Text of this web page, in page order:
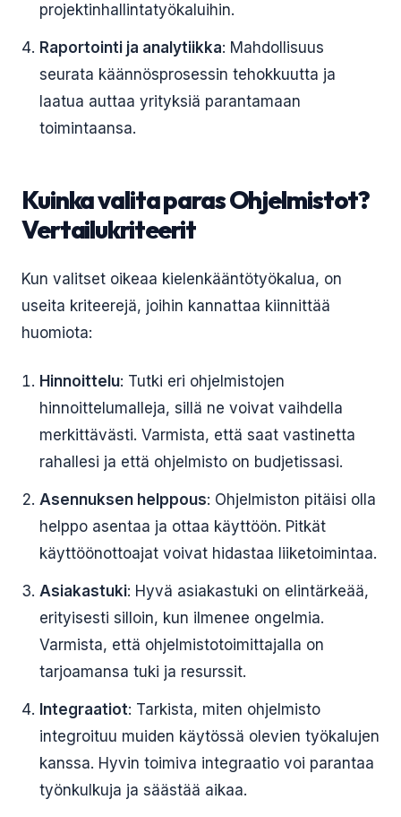
projektinhallintatyökaluihin.
Raportointi ja analytiikka: Mahdollisuus
seurata käännösprosessin tehokkuutta ja
laatua auttaa yrityksiä parantamaan
toimintaansa.
Kuinka valita paras Ohjelmistot?
Vertailukriteerit
Kun valitset oikeaa kielenkääntötyökalua, on
useita kriteerejä, joihin kannattaa kiinnittää
huomiota:
Hinnoittelu: Tutki eri ohjelmistojen
hinnoittelumalleja, sillä ne voivat vaihdella
merkittävästi. Varmista, että saat vastinetta
rahallesi ja että ohjelmisto on budjetissasi.
Asennuksen helppous: Ohjelmiston pitäisi olla
helppo asentaa ja ottaa käyttöön. Pitkät
käyttöönottoajat voivat hidastaa liiketoimintaa.
Asiakastuki: Hyvä asiakastuki on elintärkeää,
erityisesti silloin, kun ilmenee ongelmia.
Varmista, että ohjelmistotoimittajalla on
tarjoamansa tuki ja resurssit.
Integraatiot: Tarkista, miten ohjelmisto
integroituu muiden käytössä olevien työkalujen
kanssa. Hyvin toimiva integraatio voi parantaa
työnkulkuja ja säästää aikaa.